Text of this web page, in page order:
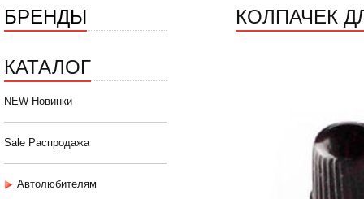
БРЕНДЫ
КАТАЛОГ
NEW Новинки
Sale Распродажа
Автолюбителям
КОЛПАЧЕК